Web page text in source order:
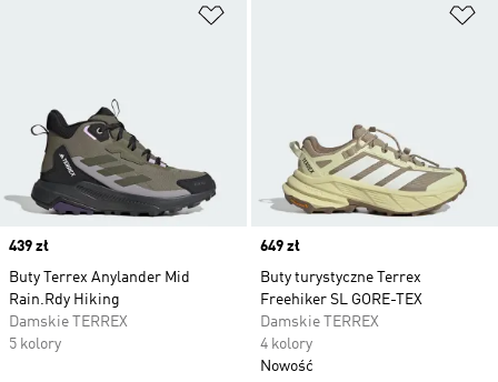
Price
439 zł
Buty Terrex Anylander Mid
Rain.Rdy Hiking
Damskie TERREX
5 kolory
Price
649 zł
Buty turystyczne Terrex
Freehiker SL GORE-TEX
Damskie TERREX
4 kolory
Nowość